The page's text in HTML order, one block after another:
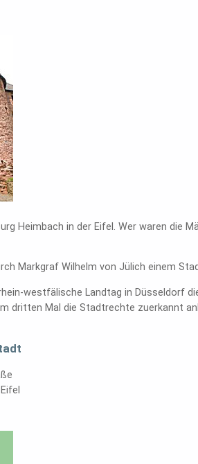
Heimbach in der Eifel. Wer waren die
Markgraf Wilhelm von Jülich einem
westfälische Landtag in Düsseldorf
dritten Mal die Stadtrechte zuerkannt